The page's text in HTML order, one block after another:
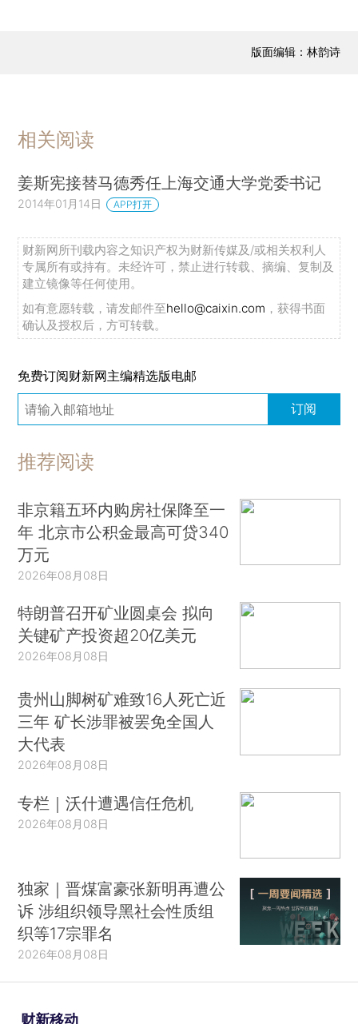
版面编辑：林韵诗
相关阅读
姜斯宪接替马德秀任上海交通大学党委书记
2014年01月14日 APP打开
财新网所刊载内容之知识产权为财新传媒及/或相关权利人
专属所有或持有。未经许可，禁止进行转载、摘编、复制及
建立镜像等任何使用。
如有意愿转载，请发邮件至hello@caixin.com ，获得书面
确认及授权后，方可转载。
免费订阅财新网主编精选版电邮
订阅
推荐阅读
非京籍五环内购房社保降至一
年 北京市公积金最高可贷340
万元
2026年08月08日
特朗普召开矿业圆桌会 拟向
关键矿产投资超20亿美元
2026年08月08日
贵州山脚树矿难致16人死亡近
三年 矿长涉罪被罢免全国人
大代表
2026年08月08日
专栏｜沃什遭遇信任危机
2026年08月08日
独家｜晋煤富豪张新明再遭公
诉 涉组织领导黑社会性质组
织等17宗罪名
2026年08月08日
财新移动